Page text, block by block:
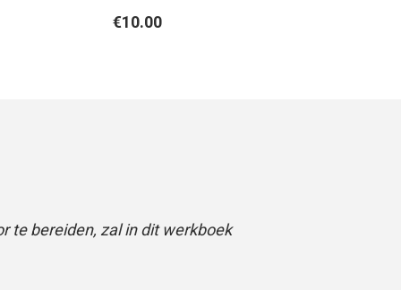
€10.00
te bereiden, zal in dit werkboek